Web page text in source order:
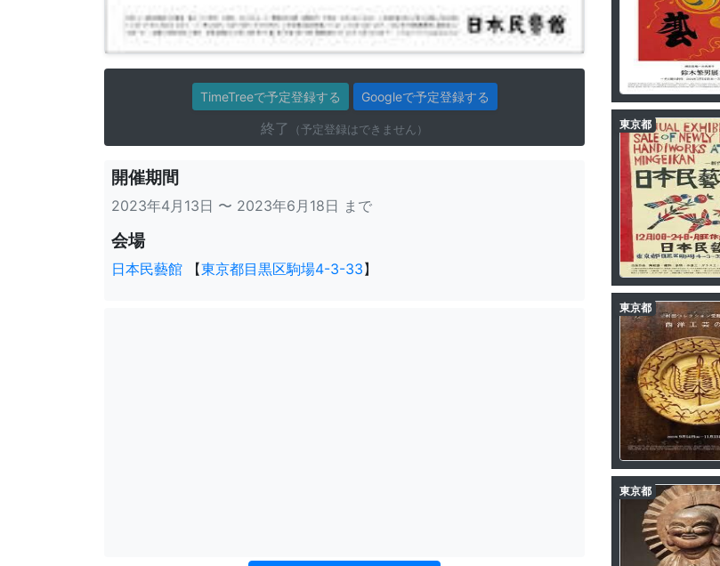
TimeTreeで予定登録する Googleで予定登録する
終了 （予定登録はできません）
開催期間
2023年4月13日 〜 2023年6月18日 まで
会場
日本民藝館 【東京都目黒区駒場4-3-33】
東京都
東京都
東京都